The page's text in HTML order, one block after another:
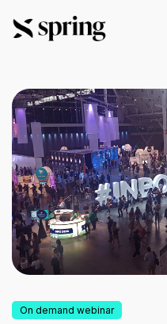
On demand webinar